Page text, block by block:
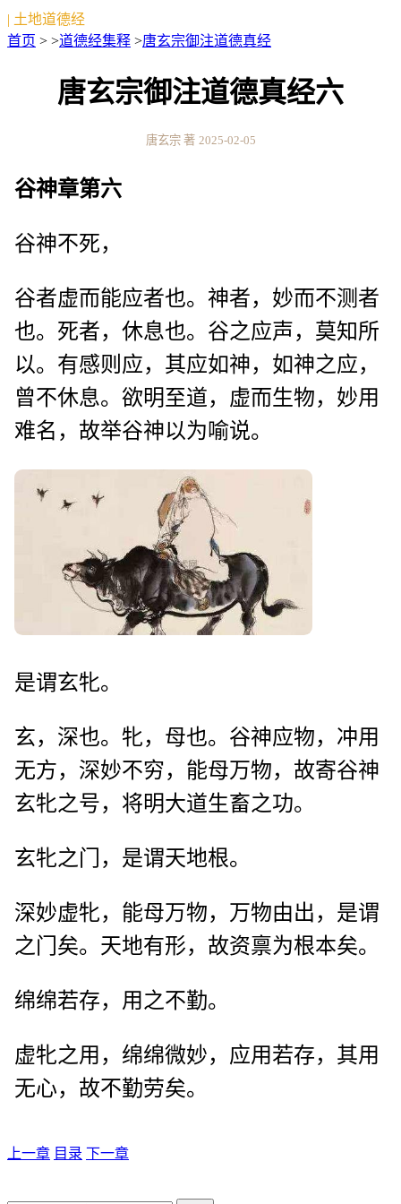
| 土地道德经
首页 > >道德经集释 >唐玄宗御注道德真经
唐玄宗御注道德真经六
唐玄宗 著 2025-02-05
谷神章第六
谷神不死，
谷者虚而能应者也。神者，妙而不测者
也。死者，休息也。谷之应声，莫知所
以。有感则应，其应如神，如神之应，
曾不休息。欲明至道，虚而生物，妙用
难名，故举谷神以为喻说。
是谓玄牝。
玄，深也。牝，母也。谷神应物，冲用
无方，深妙不穷，能母万物，故寄谷神
玄牝之号，将明大道生畜之功。
玄牝之门，是谓天地根。
深妙虚牝，能母万物，万物由出，是谓
之门矣。天地有形，故资禀为根本矣。
绵绵若存，用之不勤。
虚牝之用，绵绵微妙，应用若存，其用
无心，故不勤劳矣。
上一章 目录 下一章